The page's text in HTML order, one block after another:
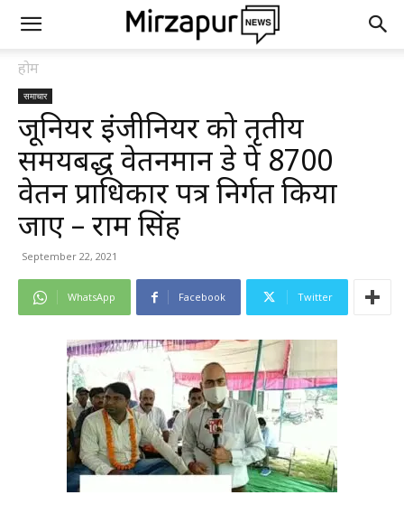
होम
समाचार
जूनियर इंजीनियर को तृतीय
समयबद्ध वेतनमान ग्रेड पे ₹8700
वेतन प्राधिकार पत्र निर्गत किया
जाए – राम सिंह
September 22, 2021
WhatsApp Facebook Twitter